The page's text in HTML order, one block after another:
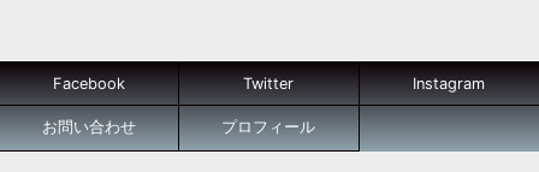
Facebook Twitter Instagram
お問い合わせ プロフィール